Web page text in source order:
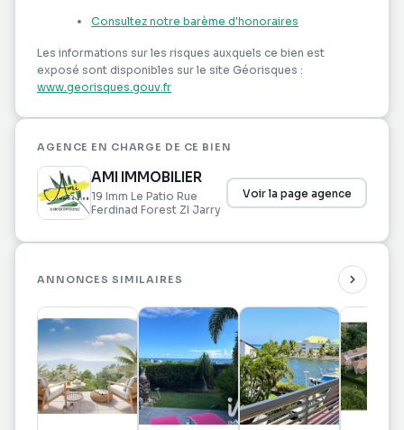
de qualité.
disposition pour organiser une visite et vous
accompagner dans votre projet immobilier.
Consultez notre barème d'honoraires
Les informations sur les risques auxquels ce bien est
exposé sont disponibles sur le site Géorisques :
www.georisques.gouv.fr
AGENCE EN CHARGE DE CE BIEN
AMI IMMOBILIER
19 Imm Le Patio Rue
Ferdinad Forest ZI Jarry
Voir la page agence
ANNONCES SIMILAIRES